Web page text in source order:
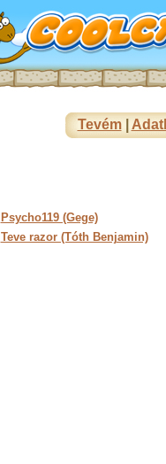
Tevém|
Psycho119 (Gege)
Teve razor (Tóth Benjamin)